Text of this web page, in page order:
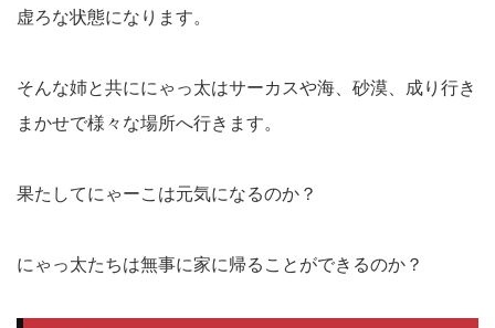
虚ろな状態になります。
そんな姉と共ににゃっ太はサーカスや海、砂漠、成り行き
まかせで様々な場所へ行きます。
果たしてにゃーこは元気になるのか？
にゃっ太たちは無事に家に帰ることができるのか？